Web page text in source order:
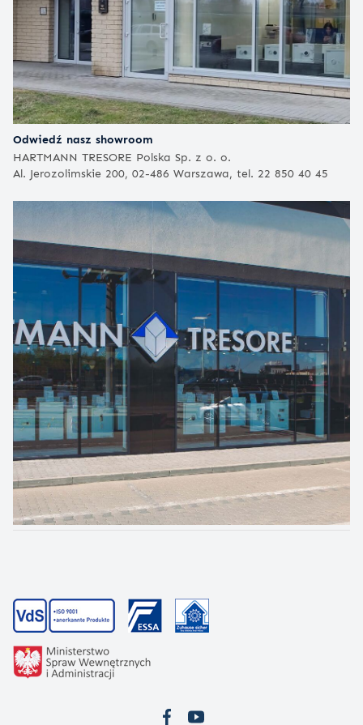
Odwiedź nasz showroom
HARTMANN TRESORE Polska Sp. z o. o.
Al. Jerozolimskie 200, 02-486 Warszawa, tel. 22 850 40 45